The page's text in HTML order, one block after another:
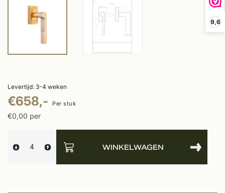
9,6
Levertijd: 3-4 weken
€658,- Per stuk
€0,00 per
WINKELWAGEN